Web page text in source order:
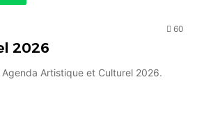
60
2026
Artistique et Culturel 2026.